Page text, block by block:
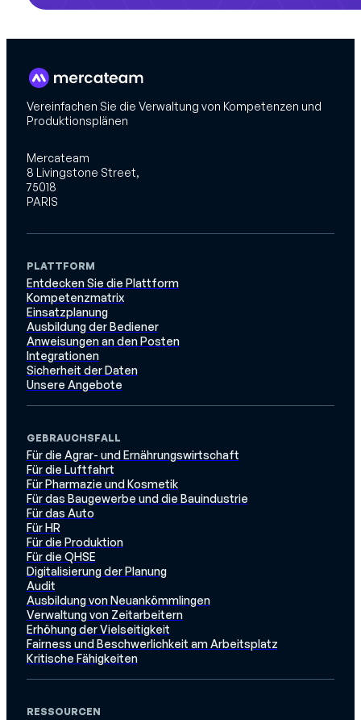
Vereinfachen Sie die Verwaltung von Kompetenzen und
Produktionsplänen
Mercateam
8 Livingstone Street,
75018
PARIS
PLATTFORM
Entdecken Sie die Plattform
Kompetenzmatrix
Einsatzplanung
Ausbildung der Bediener
Anweisungen an den Posten
Integrationen
Sicherheit der Daten
Unsere Angebote
GEBRAUCHSFALL
Für die Agrar- und Ernährungswirtschaft
Für die Luftfahrt
Für Pharmazie und Kosmetik
Für das Baugewerbe und die Bauindustrie
Für das Auto
Für HR
Für die Produktion
Für die QHSE
Digitalisierung der Planung
Audit
Ausbildung von Neuankömmlingen
Verwaltung von Zeitarbeitern
Erhöhung der Vielseitigkeit
Fairness und Beschwerlichkeit am Arbeitsplatz
Kritische Fähigkeiten
RESSOURCEN